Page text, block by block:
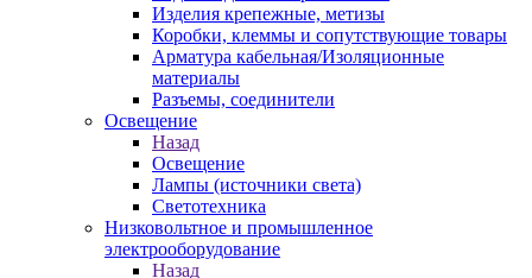
Изделия крепежные, метизы
Коробки, клеммы и сопутствующие товары
Арматура кабельная/Изоляционные
материалы
Разъемы, соединители
Освещение
Назад
Освещение
Лампы (источники света)
Светотехника
Низковольтное и промышленное
электрооборудование
Назад